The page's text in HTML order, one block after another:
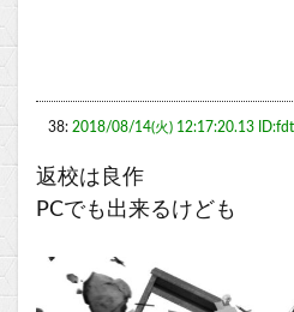
38: 2018/08/14(火) 12:17:20.13
返校は良作
PCでも出来るけども